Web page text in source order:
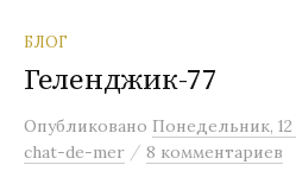
БЛОГ
Геленджик-77
Опубликовано Понедельник,
chat-de-mer / 8 комментариев